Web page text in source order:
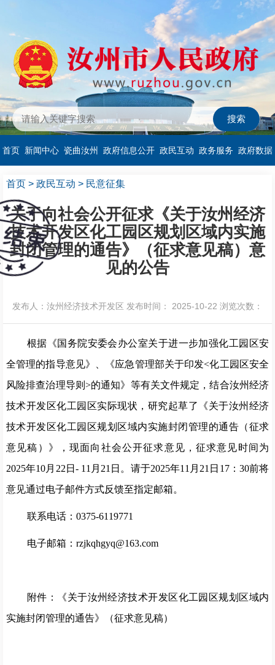
首页 新闻中心 瓷曲汝州 政府信息公开 政民互动 政务服务 政府数据
首页 > 政民互动 > 民意征集
关于向社会公开征求《关于汝州经济
技术开发区化工园区规划区域内实施
封闭管理的通告》（征求意见稿）意
见的公告
发布人：汝州经济技术开发区 发布时间： 2025-10-22 浏览次数：
根据《国务院安委会办公室关于进一步加强化工园区安
全管理的指导意见》
《应急管理部关于印发<化工园区安全
风险排查治理导则 >的通知》 等有关文件规定，结合汝州经济
技术开发区化工园区实际现状，研究起草了《关于汝州经济
技术开发区化工园区规划区域内实施封闭管理的通告（征求
意见稿）》，现面向社会公开征求意见，征求意见时间为
2025年10月 22 日 - 11 月 21 日。请于2025年11 月 21 日 17： 30前将
意见通过电子邮件方式反馈至指定邮箱。
联系电话： 0375-6119771
电子邮箱： rzjkqhgyq@163.com
附件：《关于汝州经济技术开发区化工园区规划区域内
实施封闭管理的通告》（征求意见稿）